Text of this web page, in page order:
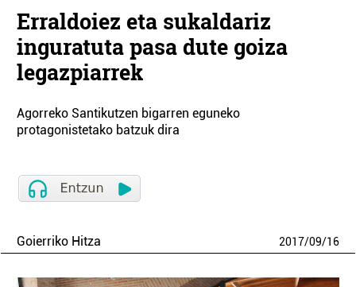
Erraldoiez eta sukaldariz
inguratuta pasa dute goiza
legazpiarrek
Agorreko Santikutzen bigarren eguneko
protagonistetako batzuk dira
Goierriko Hitza 2017/09/16